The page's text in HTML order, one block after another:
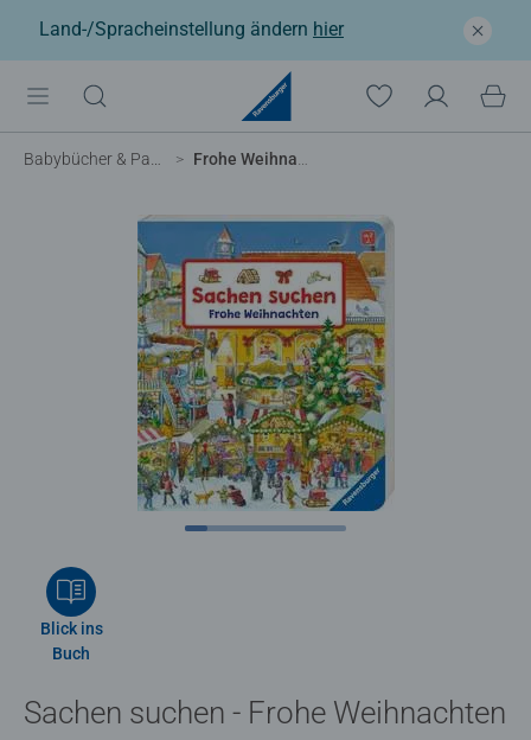
Land-/Spracheinstellung ändern hier
Babybücher & Pappbilderbücher Frohe Weihnachten
Blick ins
Buch
Sachen suchen - Frohe Weihnachten